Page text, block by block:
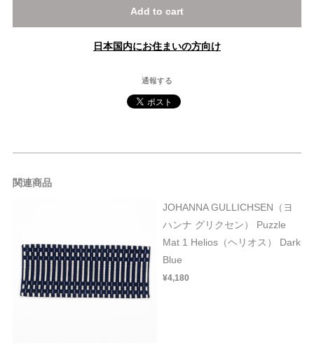
Add to cart
日本国内にお住まいの方向け
通報する
関連商品
JOHANNA GULLICHSEN（ヨ
ハンナ グリクセン） Puzzle
Mat 1 Helios（ヘリオス） Dark
Blue
¥4,180